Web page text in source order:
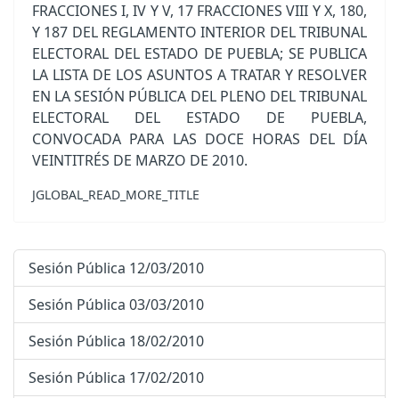
FRACCIONES I, IV Y V, 17 FRACCIONES VIII Y X, 180,
Y 187 DEL REGLAMENTO INTERIOR DEL TRIBUNAL
ELECTORAL DEL ESTADO DE PUEBLA; SE PUBLICA
LA LISTA DE LOS ASUNTOS A TRATAR Y RESOLVER
EN LA SESIÓN PÚBLICA DEL PLENO DEL TRIBUNAL
ELECTORAL DEL ESTADO DE PUEBLA,
CONVOCADA PARA LAS DOCE HORAS DEL DÍA
VEINTITRÉS DE MARZO DE 2010.
JGLOBAL_READ_MORE_TITLE
Sesión Pública 12/03/2010
Sesión Pública 03/03/2010
Sesión Pública 18/02/2010
Sesión Pública 17/02/2010